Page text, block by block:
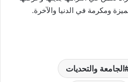
ومكرمة في الدنيا والآخرة.
الجامعة والتحديات